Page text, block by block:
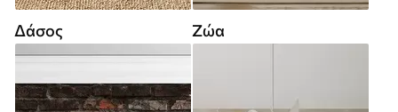
Δάσος Ζώα